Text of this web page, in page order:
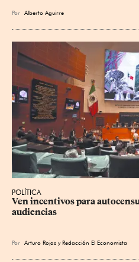
Por Alberto Aguirre
POLÍTICA
Ven incentivos para
audiencias
Por Arturo Rojas yRedacción El Economista